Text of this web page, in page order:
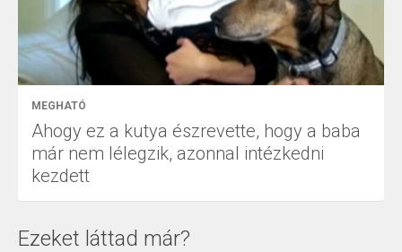
MEGHATÓ
Ahogy ez a kutya észrevette, hogy a baba
már nem lélegzik, azonnal intézkedni
kezdett
Ezeket láttad már?